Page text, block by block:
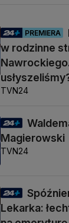
PREMIERA
w rodzinne
TVN24
Magierowski
TVN24
Lekarka: